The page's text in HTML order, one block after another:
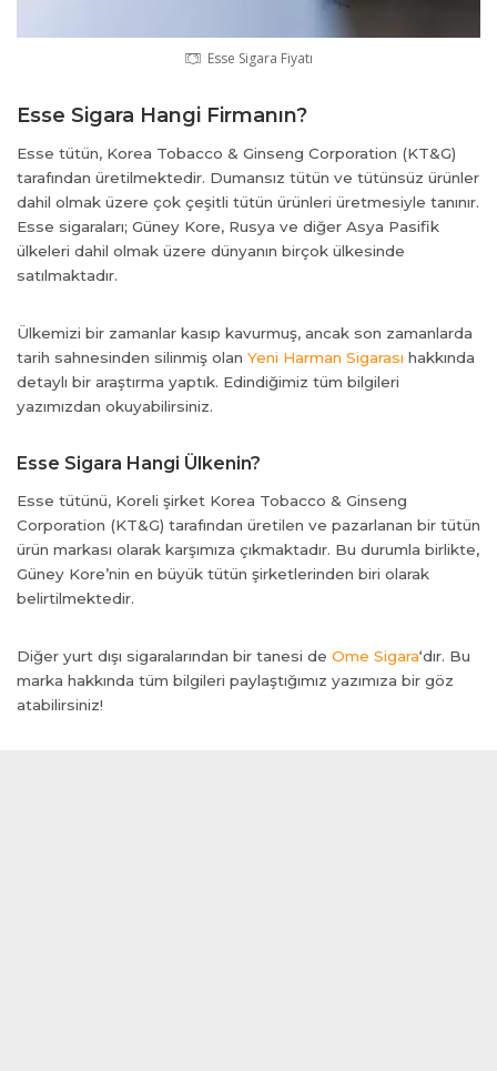
Esse Sigara Fiyatı
Esse Sigara Hangi Firmanın?
Esse tütün, Korea Tobacco & Ginseng Corporation (KT&G)
tarafından üretilmektedir. Dumansız tütün ve tütünsüz ürünler
dahil olmak üzere çok çeşitli tütün ürünleri üretmesiyle tanınır.
Esse sigaraları; Güney Kore, Rusya ve diğer Asya Pasifik
ülkeleri dahil olmak üzere dünyanın birçok ülkesinde
satılmaktadır.
Ülkemizi bir zamanlar kasıp kavurmuş, ancak son zamanlarda
tarih sahnesinden silinmiş olan Yeni Harman Sigarası hakkında
detaylı bir araştırma yaptık. Edindiğimiz tüm bilgileri
yazımızdan okuyabilirsiniz.
Esse Sigara Hangi Ülkenin?
Esse tütünü, Koreli şirket Korea Tobacco & Ginseng
Corporation (KT&G) tarafından üretilen ve pazarlanan bir tütün
ürün markası olarak karşımıza çıkmaktadır. Bu durumla birlikte,
Güney Kore’nin en büyük tütün şirketlerinden biri olarak
belirtilmektedir.
Diğer yurt dışı sigaralarından bir tanesi de Ome Sigara‘dır. Bu
marka hakkında tüm bilgileri paylaştığımız yazımıza bir göz
atabilirsiniz!